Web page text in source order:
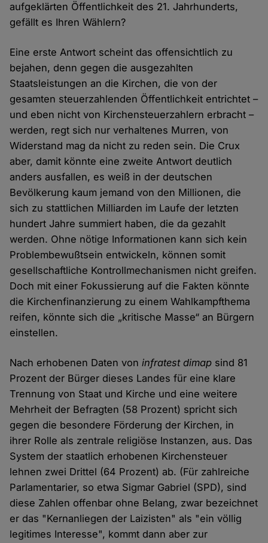
aufgeklärten Öffentlichkeit des 21. Jahrhunderts,
gefällt es Ihren Wählern?
Eine erste Antwort scheint das offensichtlich zu
bejahen, denn gegen die ausgezahlten
Staatsleistungen an die Kirchen, die von der
gesamten steuerzahlenden Öffentlichkeit entrichtet –
und eben nicht von Kirchensteuerzahlern erbracht –
werden, regt sich nur verhaltenes Murren, von
Widerstand mag da nicht zu reden sein. Die Crux
aber, damit könnte eine zweite Antwort deutlich
anders ausfallen, es weiß in der deutschen
Bevölkerung kaum jemand von den Millionen, die
sich zu stattlichen Milliarden im Laufe der letzten
hundert Jahre summiert haben, die da gezahlt
werden. Ohne nötige Informationen kann sich kein
Problembewußtsein entwickeln, können somit
gesellschaftliche Kontrollmechanismen nicht greifen.
Doch mit einer Fokussierung auf die Fakten könnte
die Kirchenfinanzierung zu einem Wahlkampfthema
reifen, könnte sich die „kritische Masse“ an Bürgern
einstellen.
Nach erhobenen Daten voninfratest dimap sind 81
Prozent der Bürger dieses Landes für eine klare
Trennung von Staat und Kirche und eine weitere
Mehrheit der Befragten (58 Prozent) spricht sich
gegen die besondere Förderung der Kirchen, in
ihrer Rolle als zentrale religiöse Instanzen, aus. Das
System der staatlich erhobenen Kirchensteuer
lehnen zwei Drittel (64 Prozent) ab. (Für zahlreiche
Parlamentarier, so etwa Sigmar Gabriel (SPD), sind
diese Zahlen offenbar ohne Belang, zwar bezeichnet
er das "Kernanliegen der Laizisten" als "ein völlig
legitimes Interesse", kommt dann aber zur